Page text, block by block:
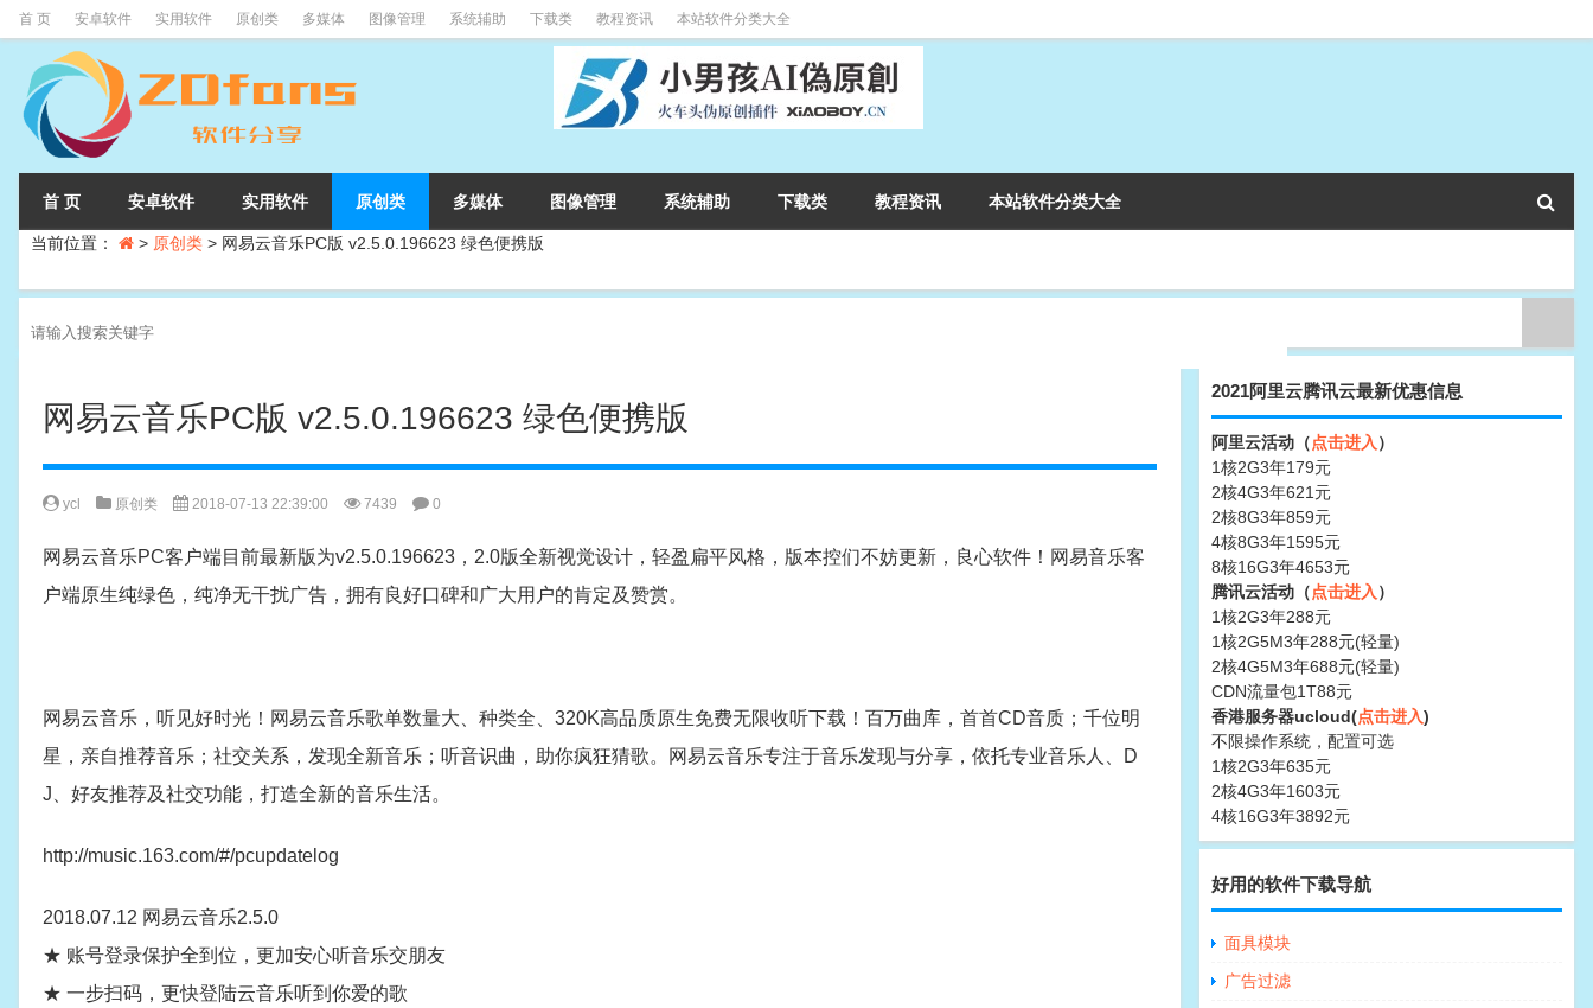
首 页 安卓软件 实用软件 原创类 多媒体 图像管理 系统辅助 下载类 教程资讯 本站软件分类大全
首 页 安卓软件 实用软件 原创类 多媒体 图像管理 系统辅助 下载类 教程资讯 本站软件分类大全
当前位置： > 原创类 > 网易云音乐PC版 v2.5.0.196623 绿色便携版
网易云音乐PC版 v2.5.0.196623 绿色便携版
ycl 原创类 2018-07-13 22:39:00 7439 0
网易云音乐PC客户端目前最新版为v2.5.0.196623，2.0版全新视觉设计，轻盈扁平风格，版本控们不妨更新，良心软件！网易音乐客
户端原生纯绿色，纯净无干扰广告，拥有良好口碑和广大用户的肯定及赞赏。
网易云音乐，听见好时光！网易云音乐歌单数量大、种类全、320K高品质原生免费无限收听下载！百万曲库，首首CD音质；千位明
星，亲自推荐音乐；社交关系，发现全新音乐；听音识曲，助你疯狂猜歌。网易云音乐专注于音乐发现与分享，依托专业音乐人、D
J、好友推荐及社交功能，打造全新的音乐生活。
http://music.163.com/#/pcupdatelog
2018.07.12 网易云音乐2.5.0
★ 账号登录保护全到位，更加安心听音乐交朋友
★ 一步扫码，更快登陆云音乐听到你爱的歌
2021阿里云腾讯云最新优惠信息
阿里云活动（点击进入 ）
1核2G3年179元
2核4G3年621元
2核8G3年859元
4核8G3年1595元
8核16G3年4653元
腾讯云活动（点击进入 ）
1核2G3年288元
1核2G5M3年288元(轻量)
2核4G5M3年688元(轻量)
CDN流量包1T88元
香港服务器ucloud(点击进入)
不限操作系统，配置可选
1核2G3年635元
2核4G3年1603元
4核16G3年3892元
好用的软件下载导航
面具模块
广告过滤